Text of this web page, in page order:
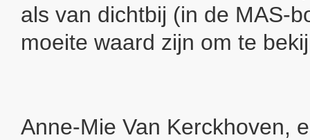
als van dichtbij (in de MAS-
moeite waard zijn om te
Anne-Mie Van Kerckhoven,